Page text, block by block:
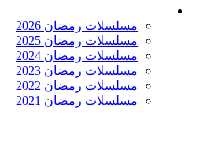
مسلسلات رمضان 2026
مسلسلات رمضان 2025
مسلسلات رمضان 2024
مسلسلات رمضان 2023
مسلسلات رمضان 2022
مسلسلات رمضان 2021